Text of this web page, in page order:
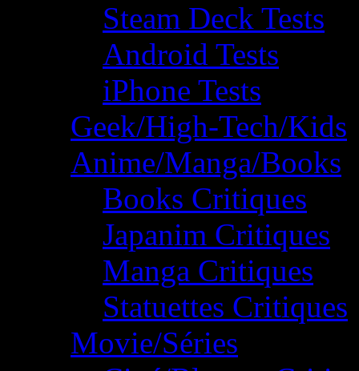
Steam Deck Tests
Android Tests
iPhone Tests
Geek/High-Tech/Kids
Anime/Manga/Books
Books Critiques
Japanim Critiques
Manga Critiques
Statuettes Critiques
Movie/Séries